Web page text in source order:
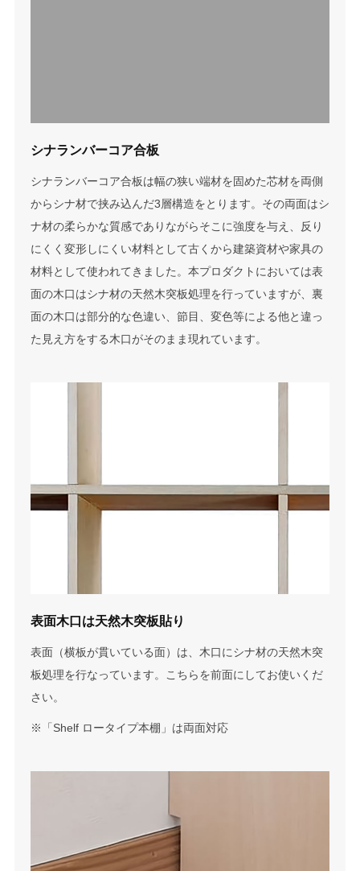
シナランバーコア合板
シナランバーコア合板は幅の狭い端材を固めた芯材を両側
からシナ材で挟み込んだ3層構造をとります。その両面はシ
ナ材の柔らかな質感でありながらそこに強度を与え、反り
にくく変形しにくい材料として古くから建築資材や家具の
材料として使われてきました。本プロダクトにおいては表
面の木口はシナ材の天然木突板処理を行っていますが、裏
面の木口は部分的な色違い、節目、変色等による他と違っ
た見え方をする木口がそのまま現れています。
表面木口は天然木突板貼り
表面（横板が貫いている面）は、木口にシナ材の天然木突
板処理を行なっています。こちらを前面にしてお使いくだ
さい。
※「Shelf ロータイプ本棚」は両面対応